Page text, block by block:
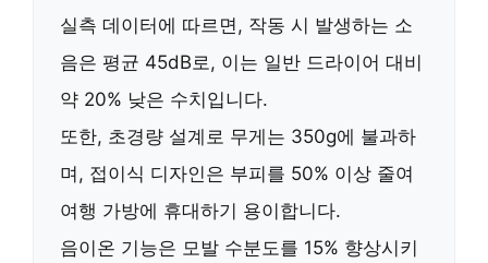
실측 데이터에 따르면, 작동 시 발생하는 소
음은 평균 45dB로, 이는 일반 드라이어 대비
약 20% 낮은 수치입니다.
또한, 초경량 설계 로 무게는 350g에 불과하
며, 접이식 디자인은 부피를 50% 이상 줄여
여행 가방에 휴대하기 용이합니다.
음이온 기능은 모발 수분도를 15% 향상시키